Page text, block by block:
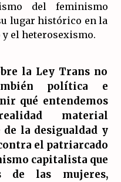
del feminismo
lugar histórico en la
el heterosexismo.
la Ley Trans no
política e
qué entendemos
material
de la desigualdad y
el patriarcado
capitalista que
de las mujeres,